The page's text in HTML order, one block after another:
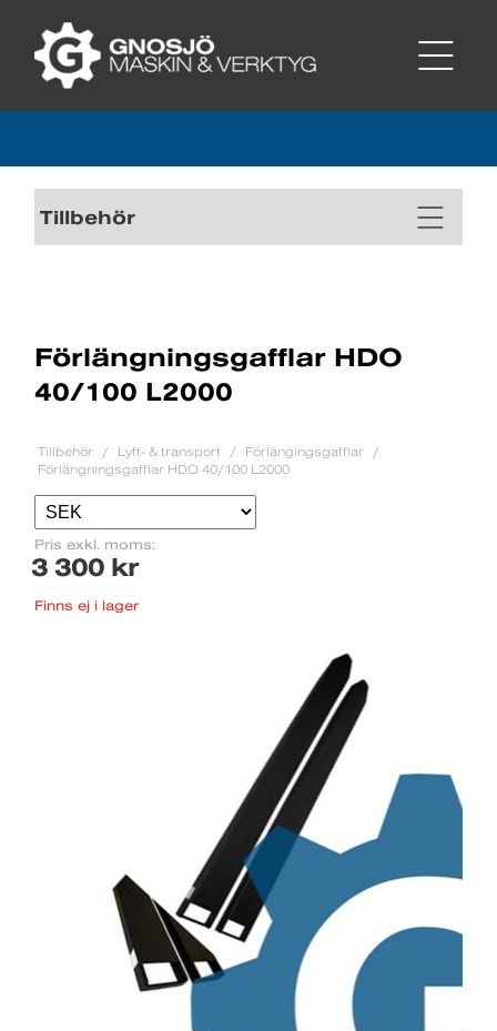
Tillbehör
Förlängningsgafflar HDO
40/100 L2000
Tillbehör Lyft- & transport
Förlängingsgafflar
Förlängningsgafflar HDO 40/100 L2000
Pris exkl. moms:
3 300 kr
Finns ej i lager